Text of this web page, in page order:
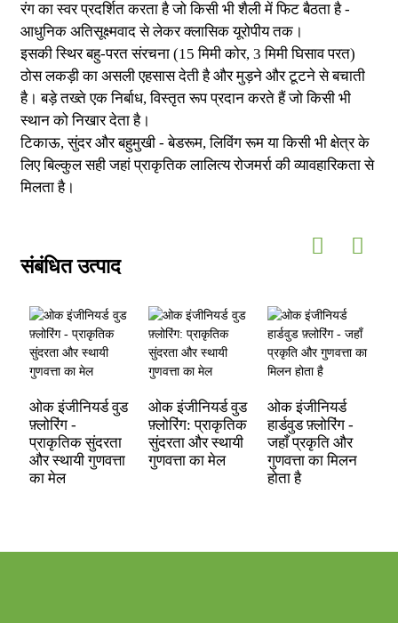
रंग का स्वर प्रदर्शित करता है जो किसी भी शैली में फिट बैठता है -
आधुनिक अतिसूक्ष्मवाद से लेकर क्लासिक यूरोपीय तक।
इसकी स्थिर बहु-परत संरचना (15 मिमी कोर, 3 मिमी घिसाव परत)
ठोस लकड़ी का असली एहसास देती है और मुड़ने और टूटने से बचाती
है। बड़े तख्ते एक निर्बाध, विस्तृत रूप प्रदान करते हैं जो किसी भी
स्थान को निखार देता है।
टिकाऊ, सुंदर और बहुमुखी - बेडरूम, लिविंग रूम या किसी भी क्षेत्र के
लिए बिल्कुल सही जहां प्राकृतिक लालित्य रोजमर्रा की व्यावहारिकता से
मिलता है।
संबंधित उत्पाद
ओक इंजीनियर्ड वुड
फ़्लोरिंग -
प्राकृतिक सुंदरता
और स्थायी गुणवत्ता
का मेल
ओक इंजीनियर्ड वुड
फ़्लोरिंग: प्राकृतिक
सुंदरता और स्थायी
गुणवत्ता का मेल
ओक इंजीनियर्ड
हार्डवुड फ़्लोरिंग -
जहाँ प्रकृति और
गुणवत्ता का मिलन
होता है